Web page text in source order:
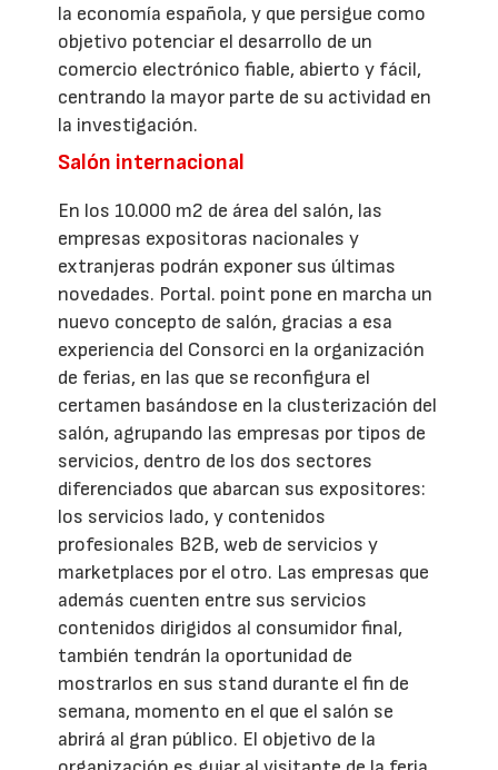
la economía española, y que persigue como
objetivo potenciar el desarrollo de un
comercio electrónico fiable, abierto y fácil,
centrando la mayor parte de su actividad en
la investigación.
Salón internacional
En los 10.000 m2 de área del salón, las
empresas expositoras nacionales y
extranjeras podrán exponer sus últimas
novedades. Portal. point pone en marcha un
nuevo concepto de salón, gracias a esa
experiencia del Consorci en la organización
de ferias, en las que se reconfigura el
certamen basándose en la clusterización del
salón, agrupando las empresas por tipos de
servicios, dentro de los dos sectores
diferenciados que abarcan sus expositores:
los servicios lado, y contenidos
profesionales B2B, web de servicios y
marketplaces por el otro. Las empresas que
además cuenten entre sus servicios
contenidos dirigidos al consumidor final,
también tendrán la oportunidad de
mostrarlos en sus stand durante el fin de
semana, momento en el que el salón se
abrirá al gran público. El objetivo de la